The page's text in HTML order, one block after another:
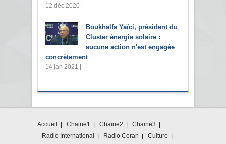
12 déc 2020 |
Boukhalfa Yaïci, président du
Cluster énergie solaire :
aucune action n'est engagée
concrètement
14 jan 2021 |
Accueil Chaine1 Chaine2
Chaine3
Radio International
Radio Coran
Culture